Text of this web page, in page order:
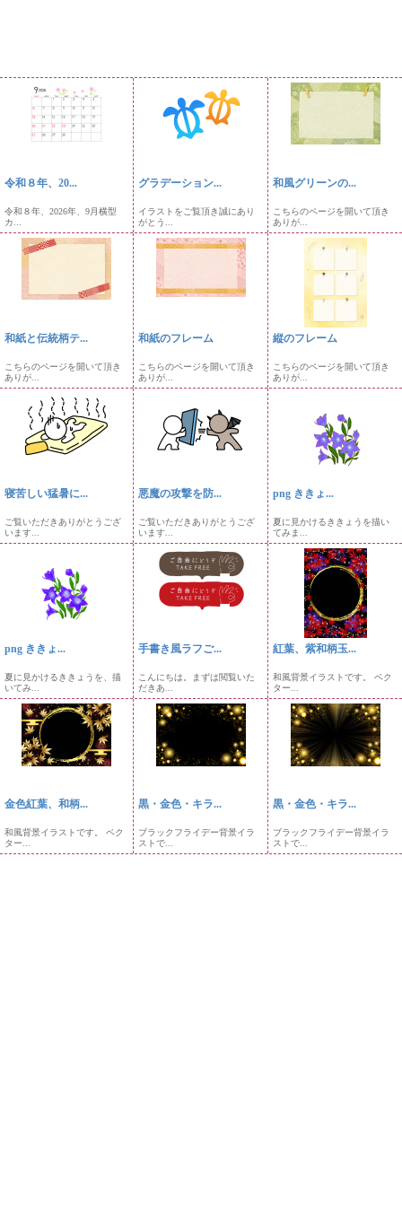
令和８年、20...
令和８年、2026年、9月横型
カ...
グラデーション...
イラストをご覧頂き誠にあり
がとう...
和風グリーンの...
こちらのページを開いて頂き
ありが...
和紙と伝統柄テ...
こちらのページを開いて頂き
ありが...
和紙のフレーム
こちらのページを開いて頂き
ありが...
縦のフレーム
こちらのページを開いて頂き
ありが...
寝苦しい猛暑に...
ご覧いただきありがとうござ
います...
悪魔の攻撃を防...
ご覧いただきありがとうござ
います...
png ききょ...
夏に見かけるききょうを描い
てみま...
png ききょ...
夏に見かけるききょうを、描
いてみ...
手書き風ラフご...
こんにちは。まずは閲覧いた
だきあ...
紅葉、紫和柄玉...
和風背景イラストです。 ベク
ター...
金色紅葉、和柄...
和風背景イラストです。 ベク
ター...
黒・金色・キラ...
ブラックフライデー背景イラ
ストで...
黒・金色・キラ...
ブラックフライデー背景イラ
ストで...